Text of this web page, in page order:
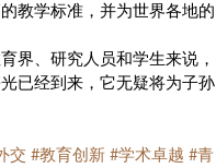
教学标准，并为世界各地的
界、研究人员和学生来说，
已经到来，它无疑将为子孙
交 #教育创新 #学术卓越 #青